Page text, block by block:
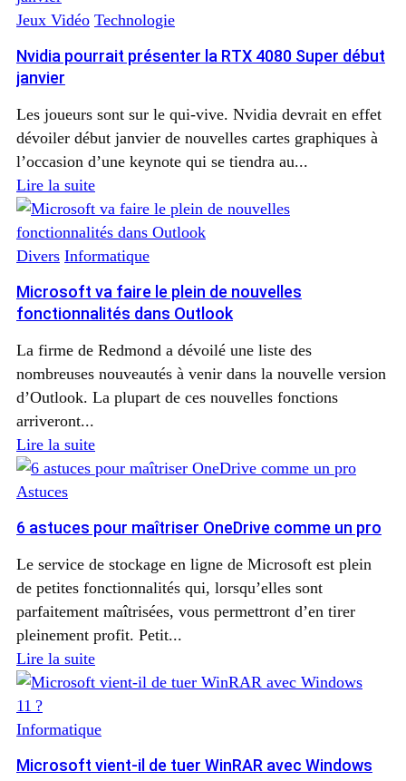
Jeux Vidéo Technologie
Nvidia pourrait présenter la RTX 4080 Super début
janvier
Les joueurs sont sur le qui-vive. Nvidia devrait en effet
dévoiler début janvier de nouvelles cartes graphiques à
l’occasion d’une keynote qui se tiendra au...
Lire la suite
Divers Informatique
Microsoft va faire le plein de nouvelles
fonctionnalités dans Outlook
La firme de Redmond a dévoilé une liste des
nombreuses nouveautés à venir dans la nouvelle version
d’Outlook. La plupart de ces nouvelles fonctions
arriveront...
Lire la suite
Astuces
6 astuces pour maîtriser OneDrive comme un pro
Le service de stockage en ligne de Microsoft est plein
de petites fonctionnalités qui, lorsqu’elles sont
parfaitement maîtrisées, vous permettront d’en tirer
pleinement profit. Petit...
Lire la suite
Informatique
Microsoft vient-il de tuer WinRAR avec Windows